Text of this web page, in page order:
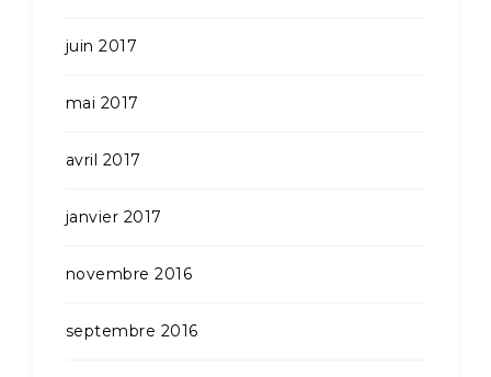
juin 2017
mai 2017
avril 2017
janvier 2017
novembre 2016
septembre 2016